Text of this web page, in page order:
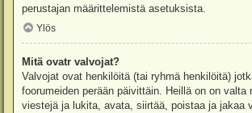
perustajan määrittelemistä asetuksista.
Ylös
Mitä ovatr valvojat?
Valvojat ovat henkilöitä (tai ryhmä henkilöitä)
foorumeiden perään päivittäin. Heillä on on valta
viestejä ja lukita, avata, siirtää, poistaa ja jakaa